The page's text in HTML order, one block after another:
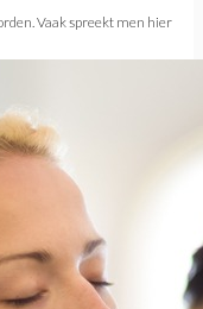
Vaak spreekt men hier